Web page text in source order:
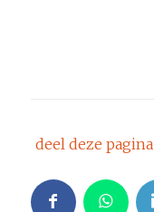
deel deze pagina